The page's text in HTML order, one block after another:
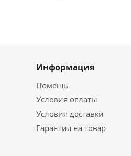
Информация
Помощь
Условия оплаты
Условия доставки
Гарантия на товар